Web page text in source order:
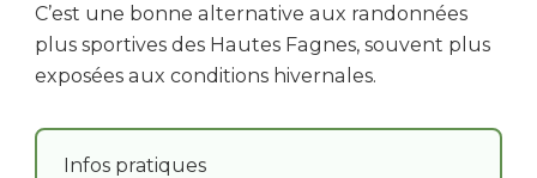
C’est une bonne alternative aux randonnées
plus sportives des Hautes Fagnes, souvent plus
exposées aux conditions hivernales.
Infos pratiques